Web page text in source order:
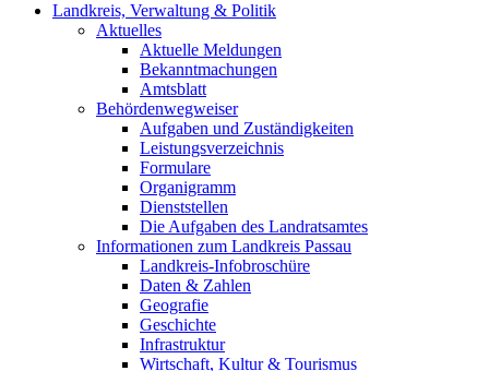
Landkreis, Verwaltung & Politik
Aktuelles
Aktuelle Meldungen
Bekanntmachungen
Amtsblatt
Behördenwegweiser
Aufgaben und Zuständigkeiten
Leistungsverzeichnis
Formulare
Organigramm
Dienststellen
Die Aufgaben des Landratsamtes
Informationen zum Landkreis Passau
Landkreis-Infobroschüre
Daten & Zahlen
Geografie
Geschichte
Infrastruktur
Wirtschaft, Kultur & Tourismus